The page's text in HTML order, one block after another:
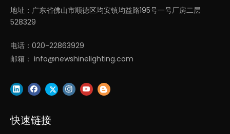
地址：广东省佛山市顺德区均安镇均益路195号一号厂房二层
528329
电话：020-22863929
邮箱： info@newshinelighting.com
快速链接